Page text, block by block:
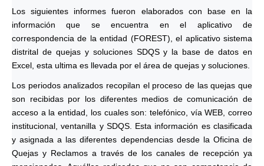
Los siguientes informes fueron elaborados con base en la
información que se encuentra en el aplicativo de
correspondencia de la entidad (FOREST), el aplicativo sistema
distrital de quejas y soluciones SDQS y la base de datos en
Excel, esta ultima es llevada por el área de quejas y soluciones.
Los periodos analizados recopilan el proceso de las quejas que
son recibidas por los diferentes medios de comunicación de
acceso a la entidad, los cuales son: telefónico, vía WEB, correo
institucional, ventanilla y SDQS. Esta información es clasificada
y asignada a las diferentes dependencias desde la Oficina de
Quejas y Reclamos a través de los canales de recepción ya